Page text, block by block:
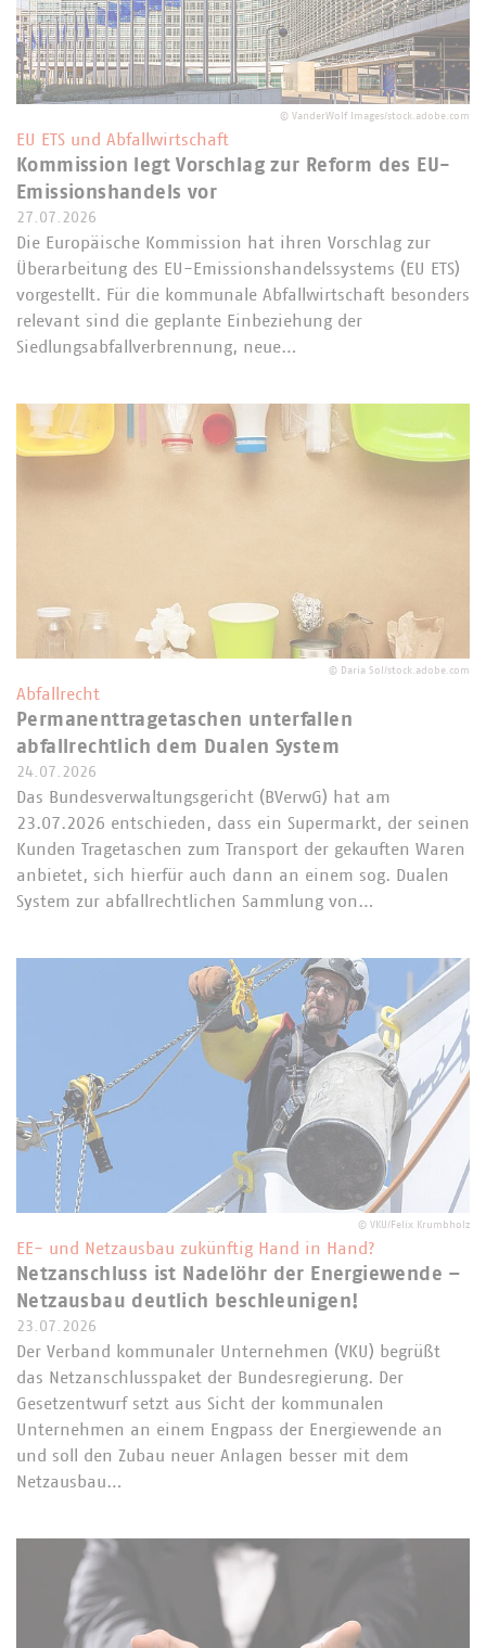
© VanderWolf Images/stock.adobe.com
EU ETS und Abfallwirtschaft
Kommission legt Vorschlag zur Reform des EU-
Emissionshandels vor
27.07.2026
Die Europäische Kommission hat ihren Vorschlag zur
Überarbeitung des EU-Emissionshandelssystems (EU ETS)
vorgestellt. Für die kommunale Abfallwirtschaft besonders
relevant sind die geplante Einbeziehung der
Siedlungsabfallverbrennung, neue…
© Daria Sol/stock.adobe.com
Abfallrecht
Permanenttragetaschen unterfallen
abfallrechtlich dem Dualen System
24.07.2026
Das Bundesverwaltungsgericht (BVerwG) hat am
23.07.2026 entschieden, dass ein Supermarkt, der seinen
Kunden Tragetaschen zum Transport der gekauften Waren
anbietet, sich hierfür auch dann an einem sog. Dualen
System zur abfallrechtlichen Sammlung von…
© VKU/Felix Krumbholz
EE- und Netzausbau zukünftig Hand in Hand?
Netzanschluss ist Nadelöhr der Energiewende –
Netzausbau deutlich beschleunigen!
23.07.2026
Der Verband kommunaler Unternehmen (VKU) begrüßt
das Netzanschlusspaket der Bundesregierung. Der
Gesetzentwurf setzt aus Sicht der kommunalen
Unternehmen an einem Engpass der Energiewende an
und soll den Zubau neuer Anlagen besser mit dem
Netzausbau…